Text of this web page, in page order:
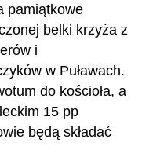
pamiątkowe
belki krzyża z
i
w Puławach.
do kościoła, a
15 pp
będą składać